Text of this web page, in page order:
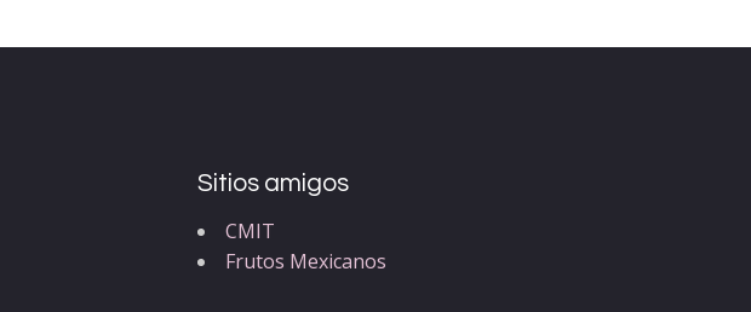
Sitios amigos
CMIT
Frutos Mexicanos